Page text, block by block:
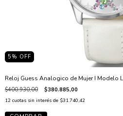
5 % OFF
Reloj Guess Analogico de Mujer I Modelo
$400.930,00 $380.885,00
12 cuotas sin interés de $31.740,42